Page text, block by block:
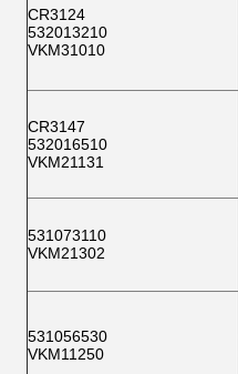
CR3124
532013210
VKM31010
CR3147
532016510
VKM21131
531073110
VKM21302
531056530
VKM11250